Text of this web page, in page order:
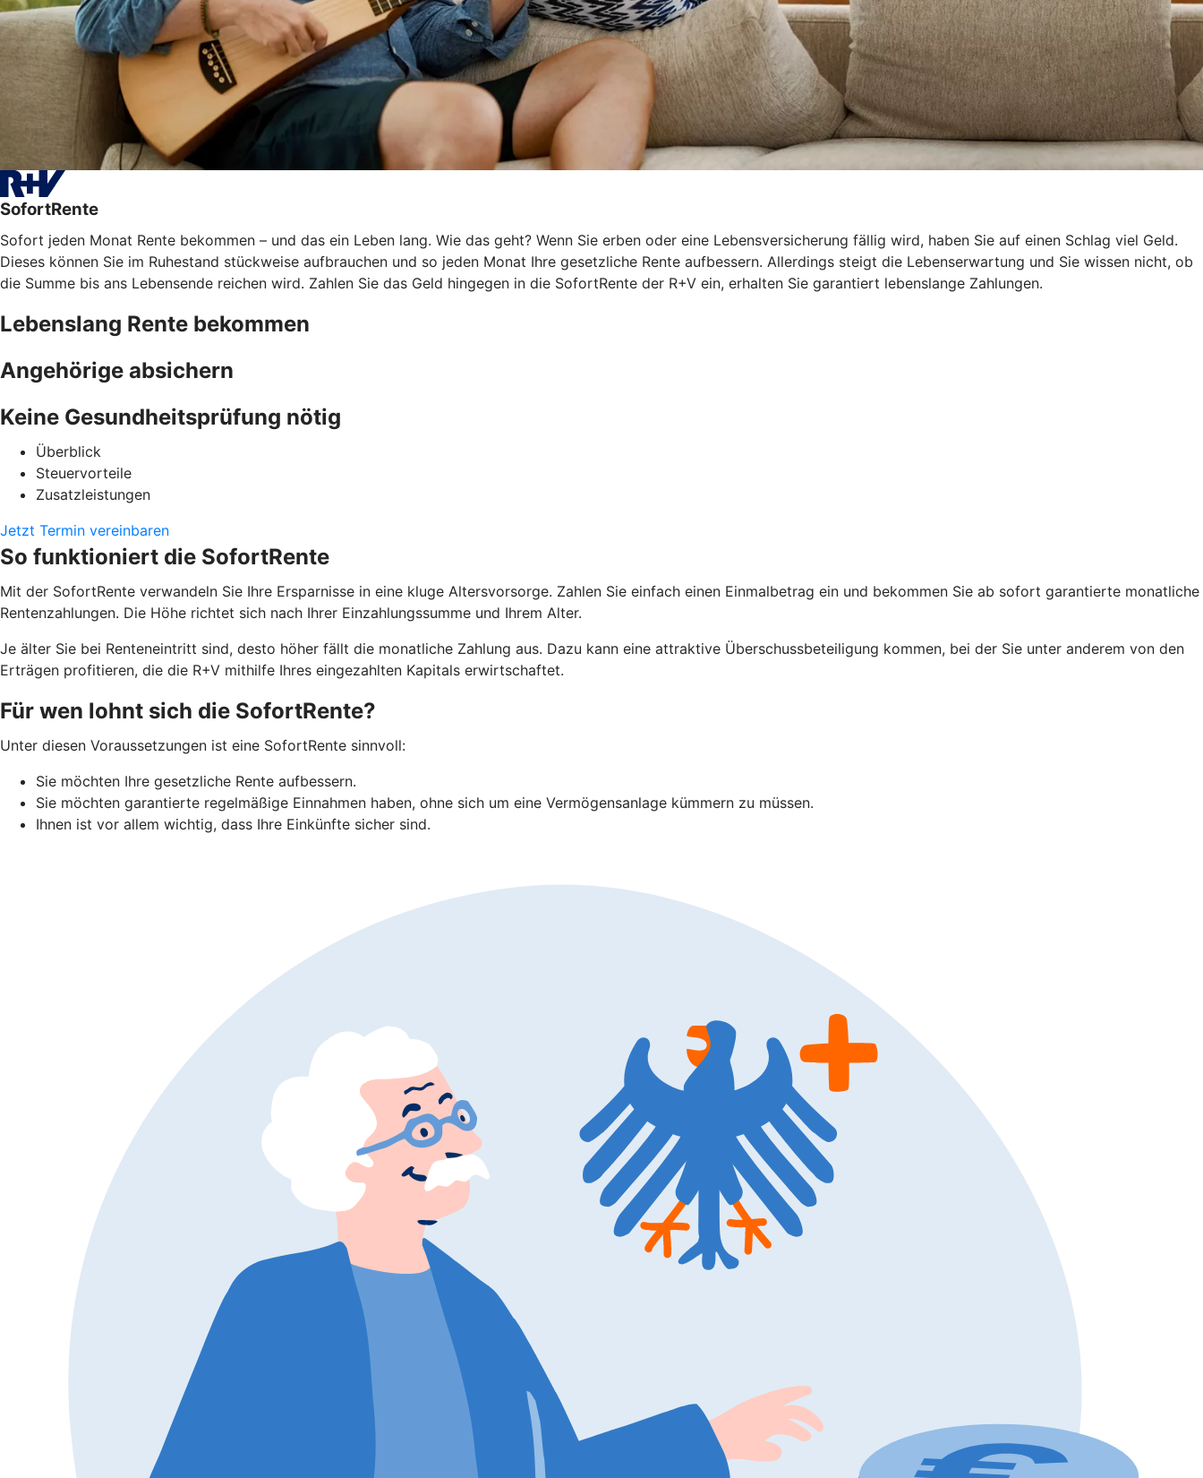
SofortRente
Sofort jeden Monat Rente bekommen – und das ein Leben lang. Wie das geht? Wenn Sie erben oder eine Lebensversicherung fällig wird, haben Sie auf einen Schlag viel Geld.
Dieses können Sie im Ruhestand stückweise aufbrauchen und so jeden Monat Ihre gesetzliche Rente aufbessern. Allerdings steigt die Lebenserwartung und Sie wissen nicht, ob
die Summe bis ans Lebensende reichen wird. Zahlen Sie das Geld hingegen in die SofortRente der R+V ein, erhalten Sie garantiert lebenslange Zahlungen.
Lebenslang Rente bekommen
Angehörige absichern
Keine Gesundheitsprüfung nötig
Überblick
Steuervorteile
Zusatzleistungen
Jetzt Termin vereinbaren
So funktioniert die SofortRente
Mit der SofortRente verwandeln Sie Ihre Ersparnisse in eine kluge Altersvorsorge. Zahlen Sie einfach einen Einmalbetrag ein und bekommen Sie ab sofort garantierte monatliche
Rentenzahlungen. Die Höhe richtet sich nach Ihrer Einzahlungssumme und Ihrem Alter.
Je älter Sie bei Renteneintritt sind, desto höher fällt die monatliche Zahlung aus. Dazu kann eine attraktive Überschussbeteiligung kommen, bei der Sie unter anderem von den
Erträgen profitieren, die die R+V mithilfe Ihres eingezahlten Kapitals erwirtschaftet.
Für wen lohnt sich die SofortRente?
Unter diesen Voraussetzungen ist eine SofortRente sinnvoll:
Sie möchten Ihre gesetzliche Rente aufbessern.
Sie möchten garantierte regelmäßige Einnahmen haben, ohne sich um eine Vermögensanlage kümmern zu müssen.
Ihnen ist vor allem wichtig, dass Ihre Einkünfte sicher sind.